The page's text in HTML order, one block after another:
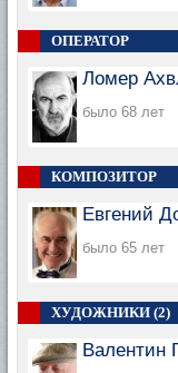
ОПЕРАТОР
Ломер
было 68 лет
КОМПОЗИТОР
Евгений
было 65 лет
ХУДОЖНИКИ (2)
Валентин